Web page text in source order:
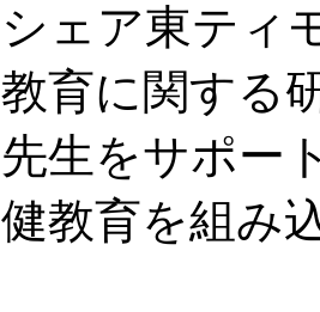
シェア東ティ
教育に関する
先生をサポー
健教育を組み